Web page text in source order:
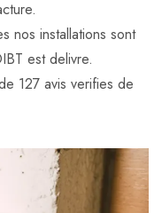
nos installations sont
est delivre.
127 avis verifies de